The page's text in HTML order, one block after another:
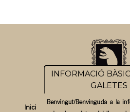
Inici
INFORMACIÓ
GALETES
Benvingut/Benvinguda a la